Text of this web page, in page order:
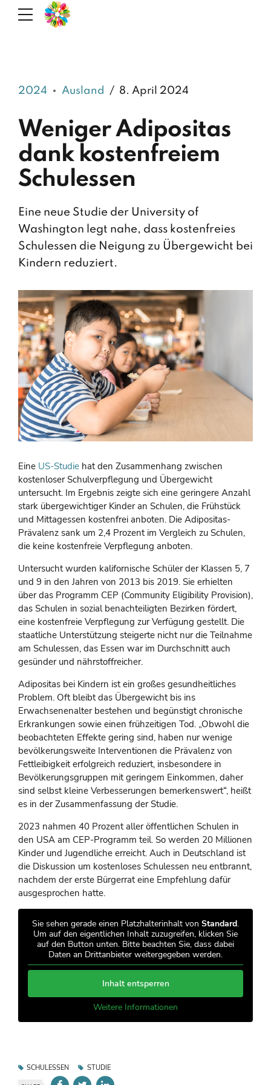
2024 Ausland 8. April 2024
Weniger Adipositas
dank kostenfreiem
Schulessen
Eine neue Studie der University of
Washington legt nahe, dass kostenfreies
Schulessen die Neigung zu Übergewicht bei
Kindern reduziert.
Eine US-Studie hat den Zusammenhang zwischen
kostenloser Schulverpflegung und Übergewicht
untersucht. Im Ergebnis zeigte sich eine geringere Anzahl
stark übergewichtiger Kinder an Schulen, die Frühstück
und Mittagessen kostenfrei anboten. Die Adipositas-
Prävalenz sank um 2,4 Prozent im Vergleich zu Schulen,
die keine kostenfreie Verpflegung anboten.
Untersucht wurden kalifornische Schüler der Klassen 5, 7
und 9 in den Jahren von 2013 bis 2019. Sie erhielten
über das Programm CEP (Community Eligibility Provision),
das Schulen in sozial benachteiligten Bezirken fördert,
eine kostenfreie Verpflegung zur Verfügung gestellt. Die
staatliche Unterstützung steigerte nicht nur die Teilnahme
am Schulessen, das Essen war im Durchschnitt auch
gesünder und nährstoffreicher.
Adipositas bei Kindern ist ein großes gesundheitliches
Problem. Oft bleibt das Übergewicht bis ins
Erwachsenenalter bestehen und begünstigt chronische
Erkrankungen sowie einen frühzeitigen Tod. „Obwohl die
beobachteten Effekte gering sind, haben nur wenige
bevölkerungsweite Interventionen die Prävalenz von
Fettleibigkeit erfolgreich reduziert, insbesondere in
Bevölkerungsgruppen mit geringem Einkommen, daher
sind selbst kleine Verbesserungen bemerkenswert“, heißt
es in der Zusammenfassung der Studie.
2023 nahmen 40 Prozent aller öffentlichen Schulen in
den USA am CEP-Programm teil. So werden 20 Millionen
Kinder und Jugendliche erreicht. Auch in Deutschland ist
die Diskussion um kostenloses Schulessen neu entbrannt,
nachdem der erste Bürgerrat eine Empfehlung dafür
ausgesprochen hatte.
Sie sehen gerade einen Platzhalterinhalt von Standard.
Um auf den eigentlichen Inhalt zuzugreifen, klicken Sie
auf den Button unten. Bitte beachten Sie, dass dabei
Daten an Drittanbieter weitergegeben werden.
Inhalt entsperren
Weitere Informationen
SCHULESSEN STUDIE